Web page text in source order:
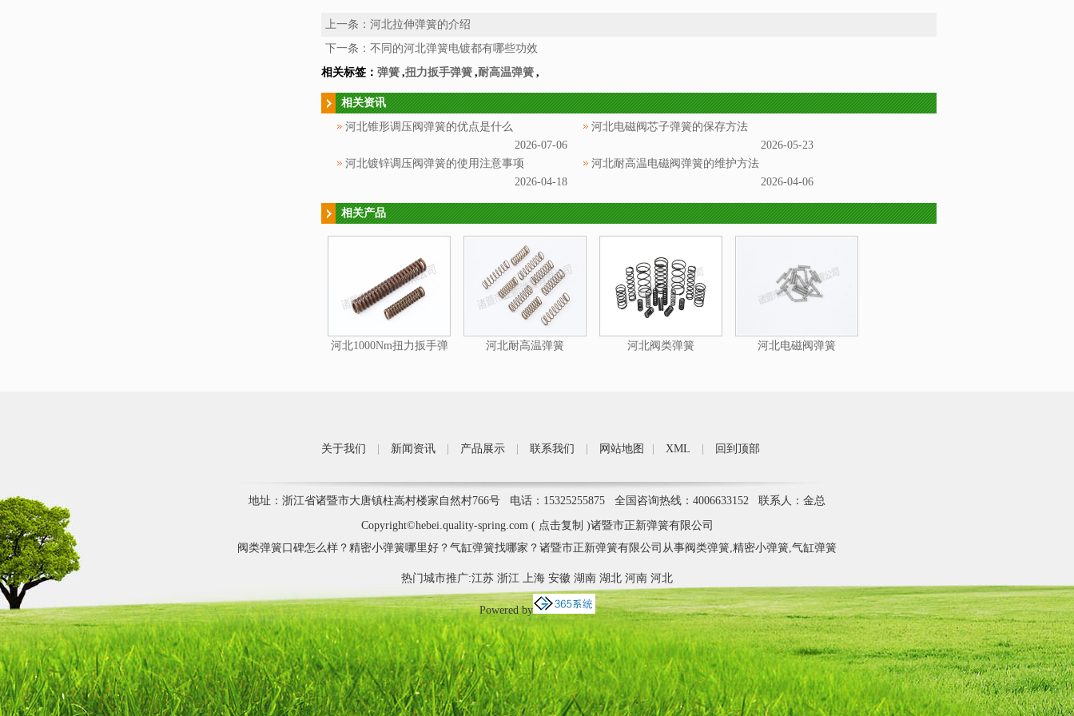
上一条： 河北拉伸弹簧的介绍
下一条： 不同的河北弹簧电镀都有哪些功效
相关标签： 弹簧 ,扭力扳手弹簧 ,耐高温弹簧 ,
相关资讯
河北锥形调压阀弹簧的优点是什么
2026-07-06
河北电磁阀芯子弹簧的保存方法
2026-05-23
河北镀锌调压阀弹簧的使用注意事项
2026-04-18
河北耐高温电磁阀弹簧的维护方法
2026-04-06
相关产品
河北1000Nm扭力扳手弹
河北耐高温弹簧 河北阀类弹簧 河北电磁阀弹簧
关于我们 新闻资讯 产品展示 联系我们 网站地图 XML 回到顶部
地址：浙江省诸暨市大唐镇柱嵩村楼家自然村766号 电话：15325255875 全国咨询热线：4006633152 联系人：金总
Copyright©hebei.quality-spring.com( 点击复制 )诸暨市正新弹簧有限公司
阀类弹簧口碑怎么样？精密小弹簧哪里好？气缸弹簧找哪家？诸暨市正新弹簧有限公司从事阀类弹簧,精密小弹簧,气缸弹簧
热门城市推广:江苏 浙江 上海 安徽 湖南 湖北 河南 河北
Powered by